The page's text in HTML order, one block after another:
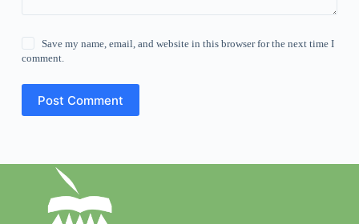
Save my name, email, and website in this browser for the next time I
comment.
Post Comment